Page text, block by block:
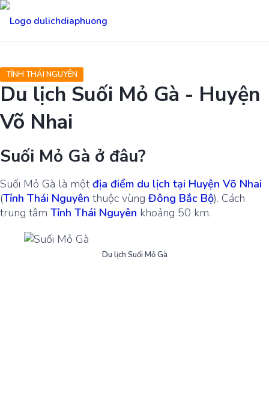
TỈNH THÁI NGUYÊN
Du lịch Suối Mỏ Gà - Huyện
Võ Nhai
Suối Mỏ Gà ở đâu?
Suối Mỏ Gà là một địa điểm du lịch tại Huyện Võ Nhai
(Tỉnh Thái Nguyên thuộc vùngĐông Bắc Bộ). Cách
trung tâm Tỉnh Thái Nguyên khoảng 50 km.
Du lịch Suối Mỏ Gà